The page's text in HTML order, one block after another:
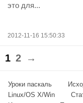
это для...
2012-11-16 15:50:33
1 2 →
Уроки паскаль
Linux/OS X/Win